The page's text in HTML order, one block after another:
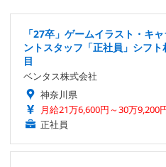
「27卒」ゲームイラスト・キ
ントスタッフ「正社員」シフ
目
ベンタス株式会社
神奈川県
月給21万6,600円～30万9,200
正社員